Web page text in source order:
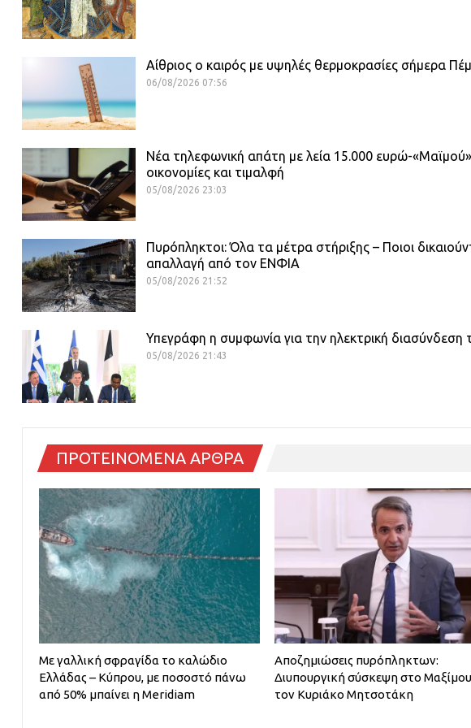
Αίθριος o καιρός με υψηλές θερμοκρασίες σήμερα
06/08/2026 07:56
Νέα τηλεφωνική απάτη με λεία 15.000 ευρώ-
οικονομίες και τιμαλφή
05/08/2026 23:03
Πυρόπληκτοι: Όλα τα μέτρα στήριξης – Ποιοι
απαλλαγή από τον ΕΝΦΙΑ
05/08/2026 21:52
Υπεγράφη η συμφωνία για την ηλεκτρική διασύνδεση
05/08/2026 21:43
ΠΡΟΤΕΙΝΟΜΕΝΑ ΑΡΘΡΑ
Με γαλλική σφραγίδα το καλώδιο
Ελλάδας – Κύπρου, με ποσοστό πάνω
από 50% μπαίνει η Meridiam
Αποζημιώσεις πυρόπληκτων:
Διυπουργική σύσκεψη στο
τον Κυριάκο Μητσοτάκη